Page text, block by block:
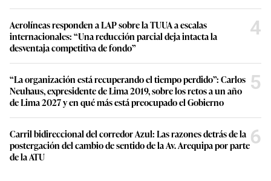
Aerolíneas responden a LAP sobre la TUUA a escalas
internacionales: “Una reducción parcial deja intacta la
desventaja competitiva de fondo”
4
“La organización está recuperando el tiempo perdido”: Carlos
Neuhaus, expresidente de Lima 2019, sobre los retos a un año
de Lima 2027 y en qué más está preocupado el Gobierno
5
Carril bidireccional del corredor Azul: Las razones detrás de la
postergación del cambio de sentido de la Av. Arequipa por parte
de la ATU
6